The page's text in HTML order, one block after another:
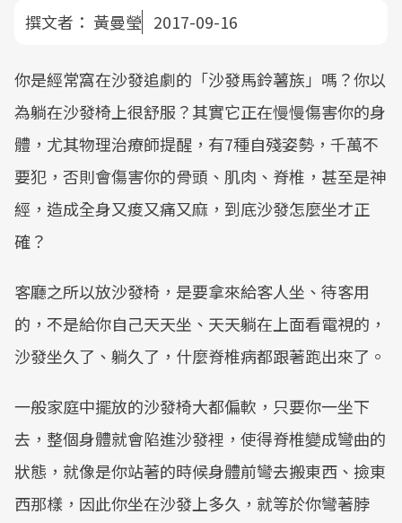
撰文者： 黃曼瑩 2017-09-16
你是經常窩在沙發追劇的「沙發馬鈴薯族」嗎？你以
為躺在沙發椅上很舒服？其實它正在慢慢傷害你的身
體，尤其物理治療師提醒，有7種自殘姿勢，千萬不
要犯，否則會傷害你的骨頭、肌肉、脊椎，甚至是神
經，造成全身又痠又痛又麻，到底沙發怎麼坐才正
確？
客廳之所以放沙發椅，是要拿來給客人坐、待客用
的，不是給你自己天天坐、天天躺在上面看電視的，
沙發坐久了、躺久了，什麼脊椎病都跟著跑出來了。
一般家庭中擺放的沙發椅大都偏軟，只要你一坐下
去，整個身體就會陷進沙發裡，使得脊椎變成彎曲的
狀態，就像是你站著的時候身體前彎去搬東西、撿東
西那樣，因此你坐在沙發上多久，就等於你彎著脖